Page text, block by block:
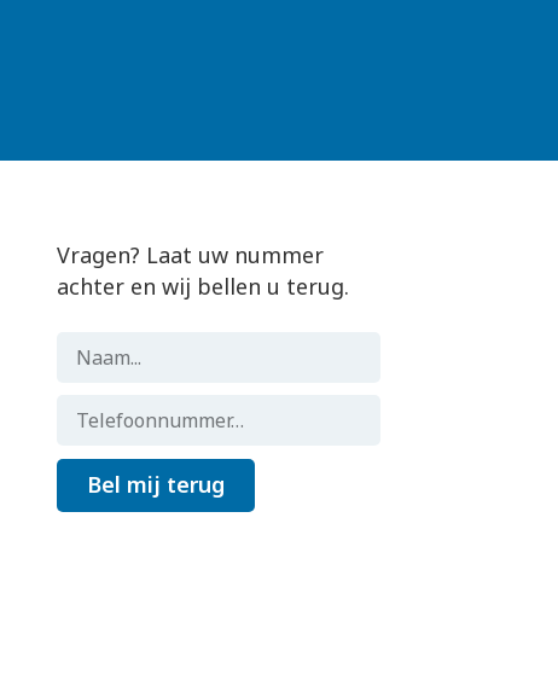
Vragen? Laat uw nummer
achter en wij bellen u terug.
Bel mij terug